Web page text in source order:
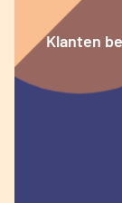
Klanten